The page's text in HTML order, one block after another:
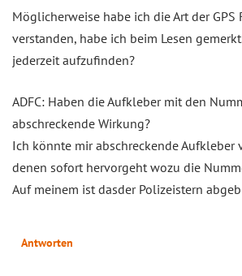
Möglicherweise habe ich die Art der GPS
verstanden, habe ich beim Lesen
jederzeit aufzufinden?
ADFC: Haben die Aufkleber mit den
abschreckende Wirkung?
Ich könnte mir abschreckende Aufkleber
denen sofort hervorgeht wozu die
Auf meinem ist dasder Polizeistern
Antworten